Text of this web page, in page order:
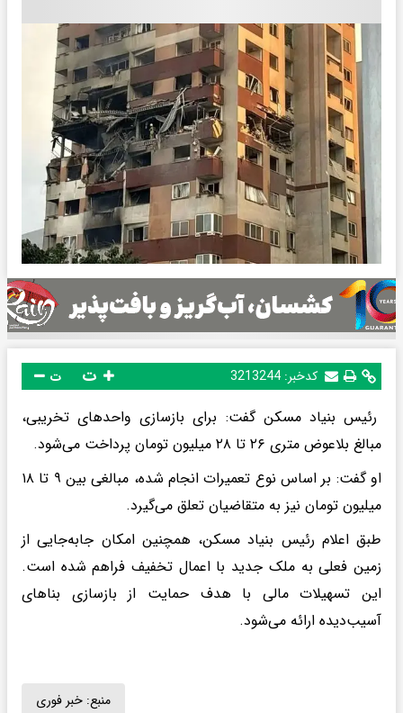
کدخبر: 3213244 ت
رئیس بنیاد مسکن گفت: برای بازسازی واحدهای تخریبی،
مبالغ بلاعوض متری ۲۶ تا ۲۸ میلیون تومان پرداخت می‌شود.
او گفت: بر اساس نوع تعمیرات انجام شده، مبالغی بین ۹ تا ۱۸
میلیون تومان نیز به متقاضیان تعلق می‌گیرد.
طبق اعلام رئیس بنیاد مسکن، همچنین امکان جابه‌جایی از
زمین فعلی به ملک جدید با اعمال تخفیف فراهم شده است.
این تسهیلات مالی با هدف حمایت از بازسازی بناهای
آسیب‌دیده ارائه می‌شود.
منبع: خبر فوری